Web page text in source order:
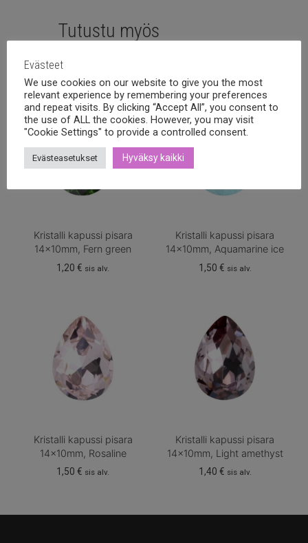
määrä
Tutustu myös
Kristalli kapussi pisara
14x10mm, Fern green
1,20€ sis alv.
Kristalli kapussi pisara
14x10mm, Aquamarine ice
1,50 € sis alv.
Kristalli kapussi pisara
14x10mm, Rosaline
1,50€ sis alv.
Kristalli kapussi pisara
14x10mm, Light amethyst
1,40 € sis alv.
Evästeet
We use cookies on our website to give you the most
relevant experience by remembering your preferences
and repeat visits. By clicking “Accept All”, you consent to
the use of ALL the cookies. However, you may visit
"Cookie Settings" to provide a controlled consent.
Evästeasetukset Hyväksy kaikki